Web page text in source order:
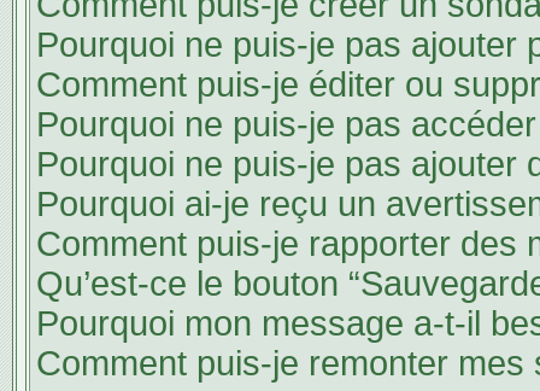
Pourquoi ne puis-je pas ajouter
Comment puis-je éditer ou
Pourquoi ne puis-je pas
Pourquoi ne puis-je pas ajouter
Pourquoi ai-je reçu un
Comment puis-je rapporter des
Qu’est-ce le bouton
Pourquoi mon message a-t-il
Comment puis-je remonter mes